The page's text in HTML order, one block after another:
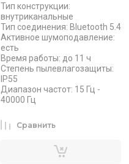
Тип конструкции:
внутриканальные
Тип соединения: Bluetooth 5.4
Активное шумоподавление:
есть
Время работы: до 11 ч
Степень пылевлагозащиты:
IP55
Диапазон частот: 15 Гц -
40000 Гц
Сравнить